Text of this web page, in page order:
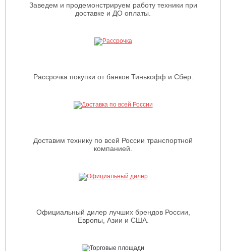
Заведем и продемонстрируем работу техники при
доставке и ДО оплаты.
Рассрочка покупки от банков Тинькофф и Сбер.
Доставим технику по всей России транспортной
компанией.
Официальный дилер лучших брендов России,
Европы, Азии и США.